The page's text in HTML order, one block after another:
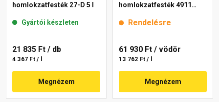
homlokzatfesték 27-D 5 l
Gyártói készleten
21 835 Ft / db
4 367 Ft / l
Megnézem
homlokzatfesték 4911
Rendelésre
61 930 Ft / vödör
13 762 Ft / l
Megnézem